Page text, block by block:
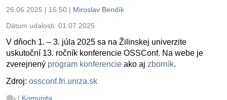
26.06.2025 | 16:50 | Miroslav Bendík
Dátum udalosti: 01.07.2025
V dňoch 1. – 3. júla 2025 sa na Žilinskej univerzite
uskutoční 13. ročník konferencie OSSConf. Na webe je
zverejnený program konferencie ako aj zborník.
Zdroj: ossconf.fri.uniza.sk
| Komunita